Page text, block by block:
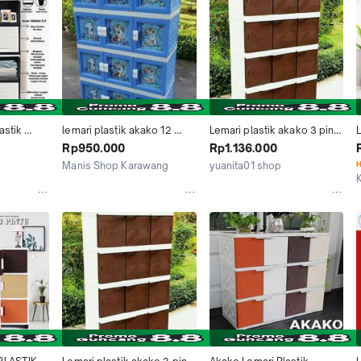
4 5
15
lemari plastik akako 12
pintu
Rp950.000
Manis Shop Karawang
Lemari plastik akako 3 pintu
susun 4/ lemari plastik 12
pintu
Rp1.136.000
yuanita01 shop